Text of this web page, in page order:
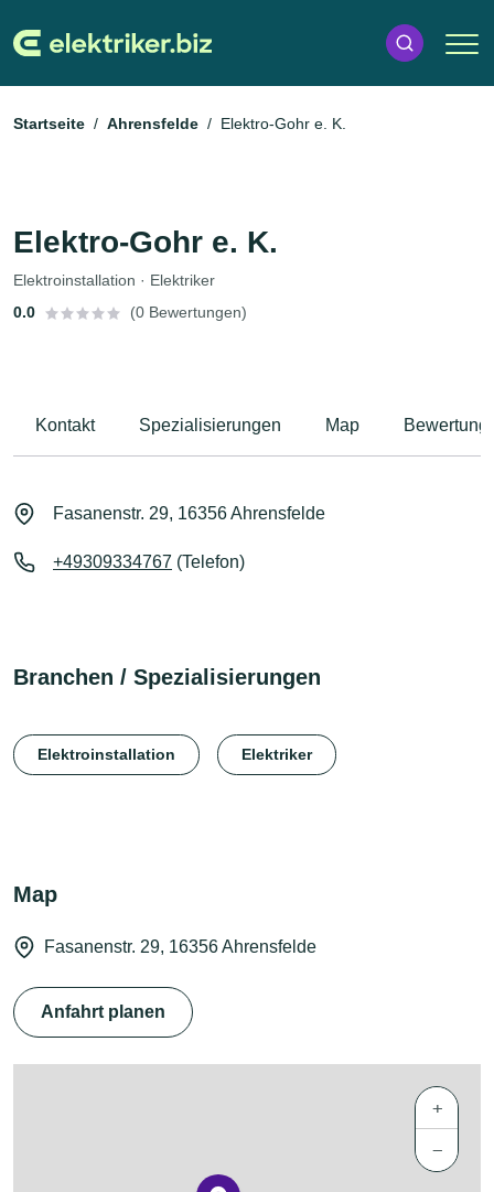
Startseite Ahrensfelde Elektro-Gohr e. K.
Elektro-Gohr e. K.
Elektroinstallation · Elektriker
0.0
(0 Bewertungen)
Kontakt Spezialisierungen Map
Fasanenstr. 29, 16356 Ahrensfelde
+49309334767 (Telefon)
Branchen / Spezialisierungen
Elektroinstallation Elektriker
Map
Fasanenstr. 29, 16356 Ahrensfelde
Anfahrt planen
+
−